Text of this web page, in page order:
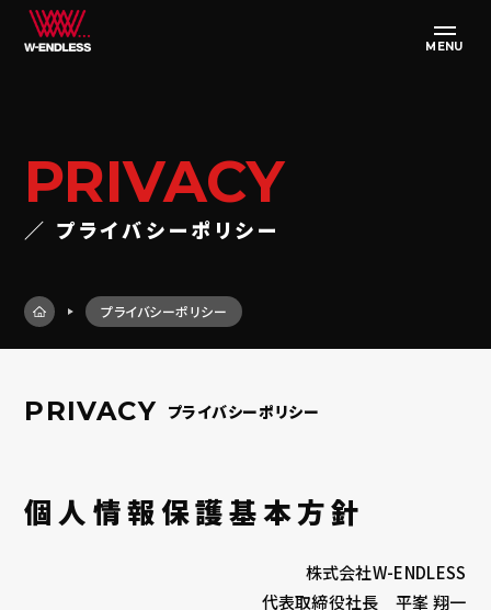
MENU
PRIVACY
／ プライバシーポリシー
プライバシーポリシー
PRIVACY プライバシーポリシー
個人情報保護基本方針
株式会社W-ENDLESS
代表取締役社長 平峯 翔一